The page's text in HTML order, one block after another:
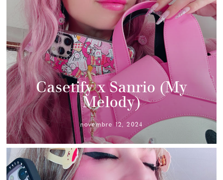
Casetify x Sanrio (My
Melody)
novembre 12, 2024